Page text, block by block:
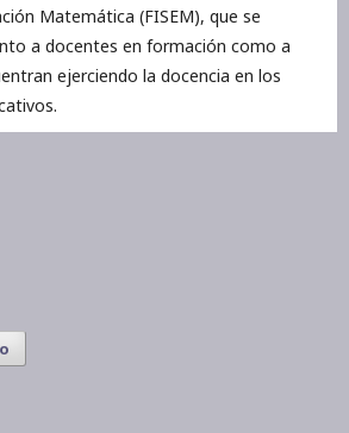
Matemática (FISEM), que se
a docentes en formación como a
ejerciendo la docencia en los